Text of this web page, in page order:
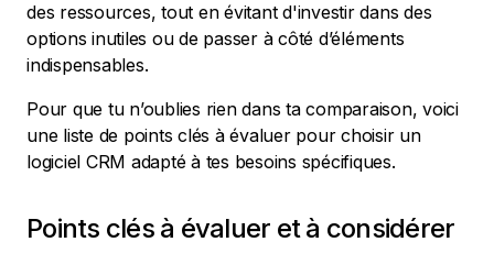
des ressources, tout en évitant d'investir dans des
options inutiles ou de passer à côté d’éléments
indispensables.
Pour que tu n’oublies rien dans ta comparaison, voici
une liste de points clés à évaluer pour choisir un
logiciel CRM adapté à tes besoins spécifiques.
Points clés à évaluer et à considérer